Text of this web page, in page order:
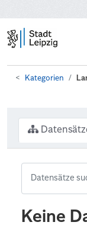
Kategorien
Keine